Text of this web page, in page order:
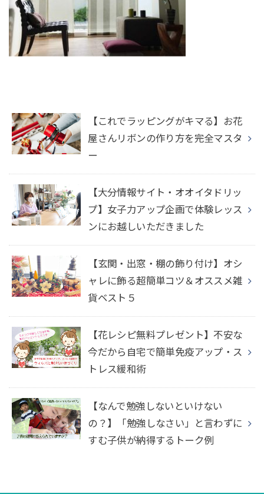
【これでラッピングがキマる】お花
屋さんリボンの作り方を完全マスタ
ー
【大分情報サイト・オオイタドリッ
プ】女子力アップ企画で体験レッス
ンにお越しいただきました
【玄関・出窓・棚の飾り付け】オシ
ャレに飾る超簡単コツ＆オススメ雑
貨ベスト５
【花レシピ無料プレゼント】不安な
今だから自宅で簡単免疫アップ・ス
トレス緩和術
【なんで勉強しないといけない
の？】「勉強しなさい」と言わずに
すむ子供が納得するトーク例